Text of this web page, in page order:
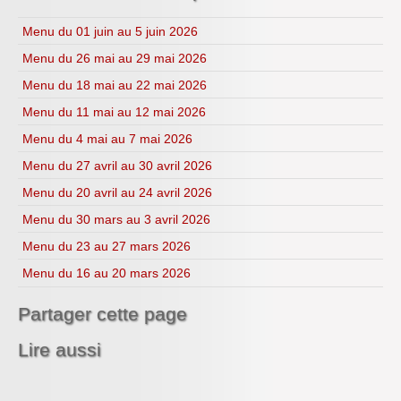
Menu du 01 juin au 5 juin 2026
Menu du 26 mai au 29 mai 2026
Menu du 18 mai au 22 mai 2026
Menu du 11 mai au 12 mai 2026
Menu du 4 mai au 7 mai 2026
Menu du 27 avril au 30 avril 2026
Menu du 20 avril au 24 avril 2026
Menu du 30 mars au 3 avril 2026
Menu du 23 au 27 mars 2026
Menu du 16 au 20 mars 2026
Partager cette page
Lire aussi